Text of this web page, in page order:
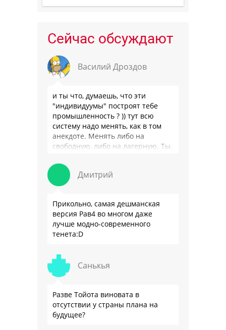
Сейчас обсуждают
Василий Дроздов
и ты что, думаешь, что эти
"индивидуумы" построят тебе
промышленность ? )) тут всю
систему надо менять, как в том
анекдоте. Менять либо на
свободную, либо на лагерную. Ты,
Дмитрий
Прикольно, самая дешманская
версия Рав4 во многом даже
лучше модно-современного
тенета:D
Санькья
Разве Тойота виновата в
отсутствии у страны плана на
будущее?